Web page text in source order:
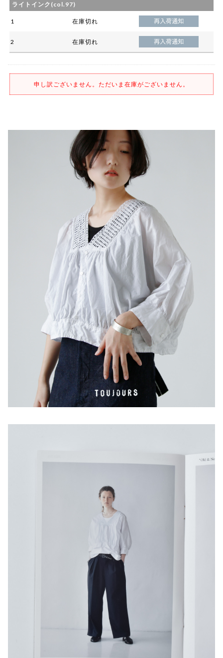
ライトインク(col.97)
1 在庫切れ
2 在庫切れ
申し訳ございません。ただいま在庫がございません。